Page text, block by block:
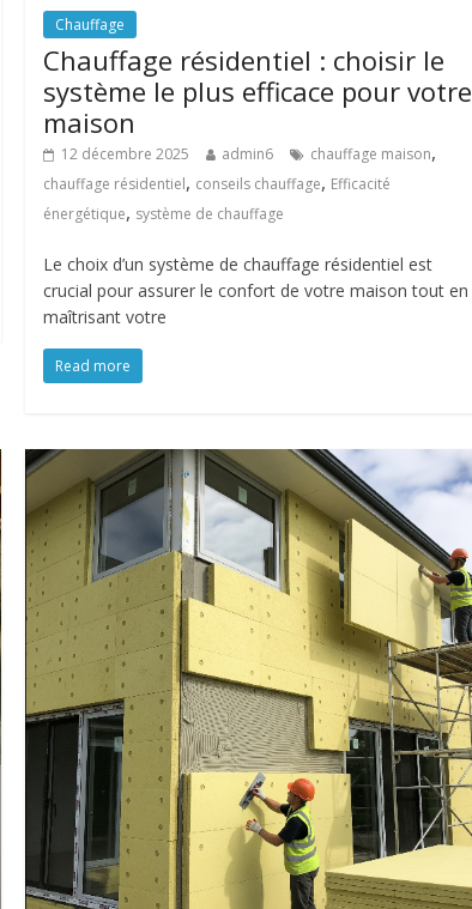
Chauffage
Chauffage résidentiel : choisir le
système le plus efficace pour votre
maison
12 décembre 2025 admin6 chauffage maison,
chauffage résidentiel, conseils chauffage, Efficacité
énergétique, système de chauffage
Le choix d’un système de chauffage résidentiel est
crucial pour assurer le confort de votre maison tout en
maîtrisant votre
Read more